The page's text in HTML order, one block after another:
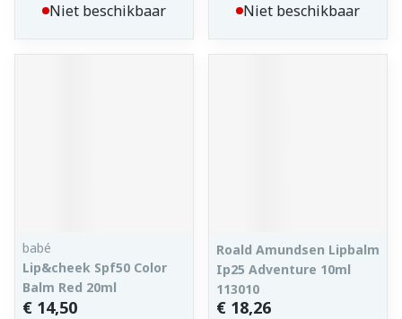
Niet beschikbaar Niet beschikbaar
babé
Lip&cheek Spf50 Color
Balm Red 20ml
€ 14,50
Roald Amundsen Lipbalm
Ip25 Adventure 10ml
113010
€ 18,26